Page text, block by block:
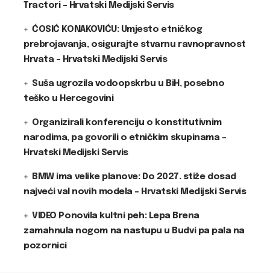
Tractori – Hrvatski Medijski Servis
ĆOSIĆ KONAKOVIĆU: Umjesto etničkog
prebrojavanja, osigurajte stvarnu ravnopravnost
Hrvata – Hrvatski Medijski Servis
Suša ugrozila vodoopskrbu u BiH, posebno
teško u Hercegovini
Organizirali konferenciju o konstitutivnim
narodima, pa govorili o etničkim skupinama –
Hrvatski Medijski Servis
BMW ima velike planove: Do 2027. stiže dosad
najveći val novih modela – Hrvatski Medijski Servis
VIDEO Ponovila kultni peh: Lepa Brena
zamahnula nogom na nastupu u Budvi pa pala na
pozornici